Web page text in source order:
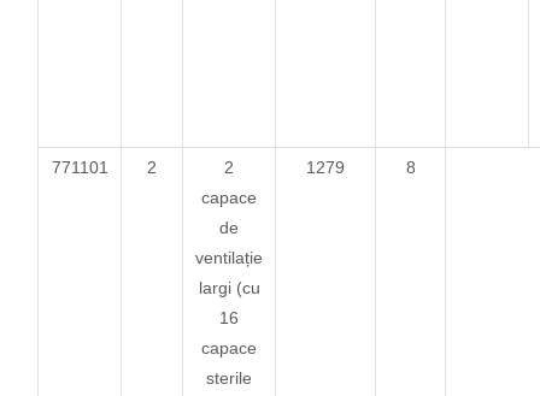
771101 2
2
capace
de
ventilație
largi (cu
16
capace
sterile
1279 8